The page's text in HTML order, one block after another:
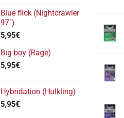
desde
Blue flick (Nightcrawler
97´)
5,95€
Big boy (Rage)
5,95€
Hybridation (Hulkling)
5,95€